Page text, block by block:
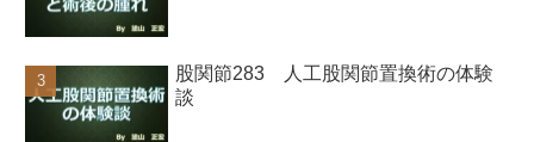
股関節283 人工股関節置換術の体験
談